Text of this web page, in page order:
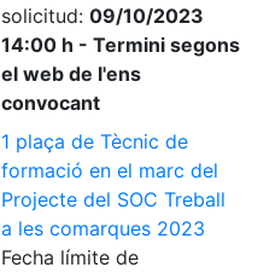
solicitud: 09/10/2023
14:00 h - Termini segons
el web de l'ens
convocant
1 plaça de Tècnic de
formació en el marc del
Projecte del SOC Treball
a les comarques 2023
Fecha límite de